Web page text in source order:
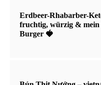
Erdbeer-Rhabarber-
fruchtig, würzig &
Burger 🍓